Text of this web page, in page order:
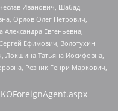
Иванович, Шабад
Орлов Олег Петрович,
Евгеньевна,
Ефимович, Золотухин
Локшина Татьяна Иосифовна,
Резник Генри Маркович,